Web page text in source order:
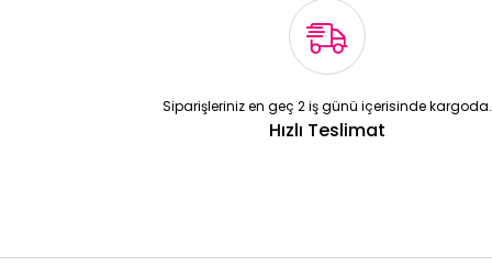
Siparişleriniz en geç 2 iş günü içerisinde kargoda.
Hızlı Teslimat